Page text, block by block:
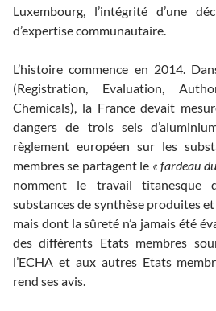
Luxembourg, l’intégrité d’une
d’expertise communautaire.
L’histoire commence en 2014.
(Registration, Evaluation,
Chemicals), la France devait
dangers de trois sels
règlement européen sur les
membres se partagent le « fardeau
nomment le travail titanesque
substances de synthèse produites
mais dont la sûreté n’a jamais été
des différents Etats membres
l’ECHA et aux autres Etats
rend ses avis.